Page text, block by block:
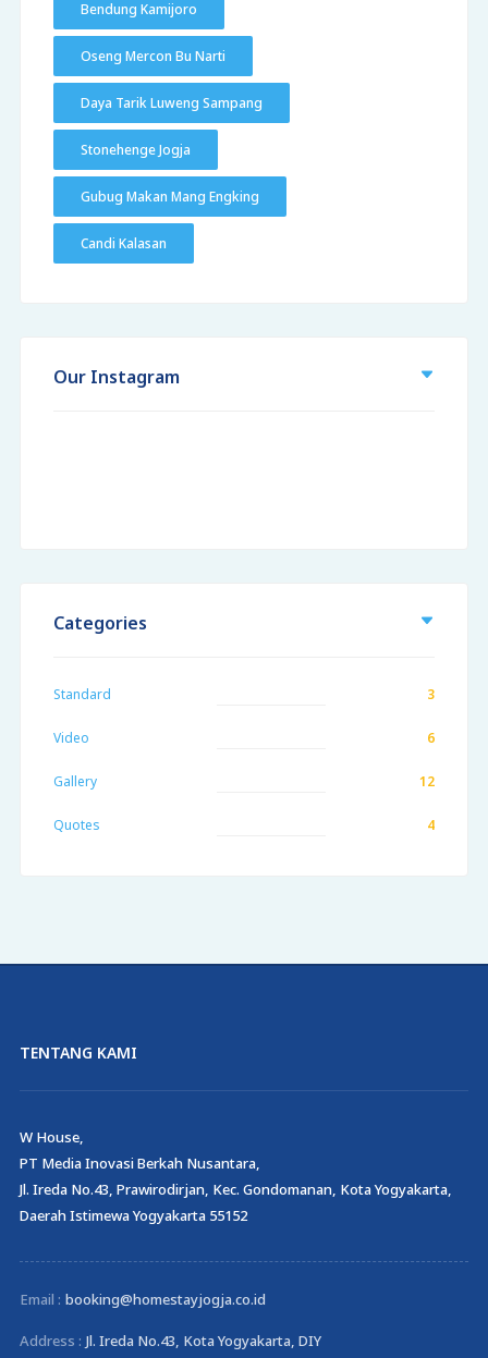
Bendung Kamijoro
Oseng Mercon Bu Narti
Daya Tarik Luweng Sampang
Stonehenge Jogja
Gubug Makan Mang Engking
Candi Kalasan
Our Instagram
Categories
Standard 3
Video 6
Gallery 12
Quotes 4
TENTANG KAMI
W House,
PT Media Inovasi Berkah Nusantara,
Jl. Ireda No.43, Prawirodirjan, Kec. Gondomanan, Kota Yogyakarta,
Daerah Istimewa Yogyakarta 55152
Email : booking@homestayjogja.co.id
Address : Jl. Ireda No.43, Kota Yogyakarta, DIY